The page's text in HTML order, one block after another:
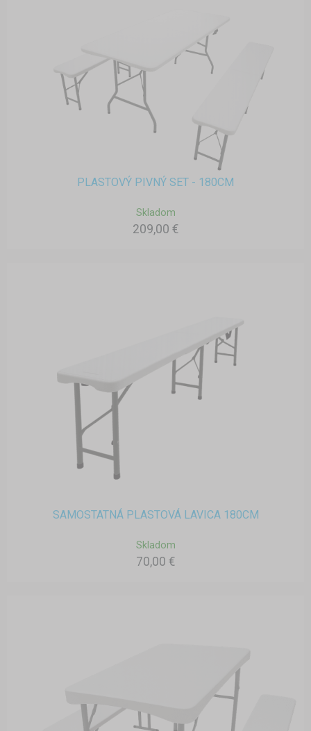
PLASTOVÝ PIVNÝ SET - 180CM
Skladom
209,00 €
SAMOSTATNÁ PLASTOVÁ LAVICA 180CM
Skladom
70,00 €